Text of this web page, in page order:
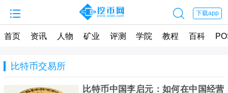
  下载app
首页 资讯 人物 矿业 评测 学院 教程 百科
比特币交易所
比特币中国李启元：如何在中国经营